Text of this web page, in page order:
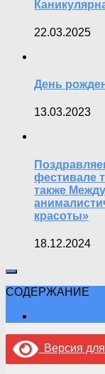
22.03.2025
День
13.03.2023
фестивале
также
красоты»
18.12.2024
СОДЕРЖАНИЕ
Версия